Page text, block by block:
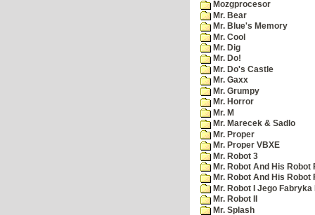
Mozgprocesor
Mr. Bear
Mr. Blue's Memory
Mr. Cool
Mr. Dig
Mr. Do!
Mr. Do's Castle
Mr. Gaxx
Mr. Grumpy
Mr. Horror
Mr. M
Mr. Marecek & Sadlo
Mr. Proper
Mr. Proper VBXE
Mr. Robot 3
Mr. Robot And His Robot
Mr. Robot And His
Mr. Robot I Jego Fabryka
Mr. Robot II
Mr. Splash